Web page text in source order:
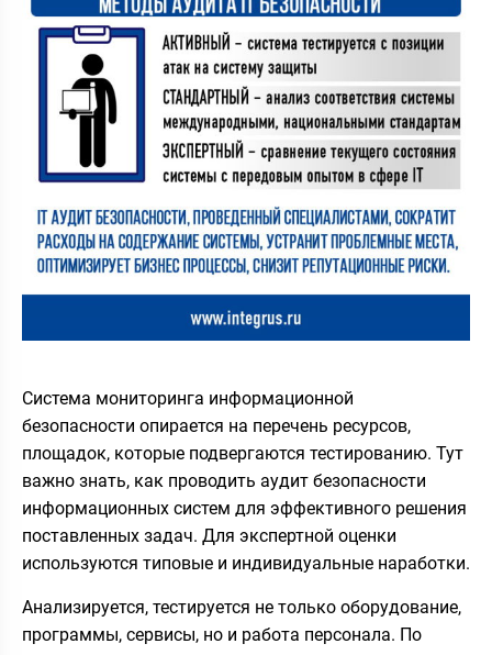
Система мониторинга информационной
безопасности опирается на перечень ресурсов,
площадок, которые подвергаются тестированию. Тут
важно знать, как проводить аудит безопасности
информационных систем для эффективного решения
поставленных задач. Для экспертной оценки
используются типовые и индивидуальные наработки.
Анализируется, тестируется не только оборудование,
программы, сервисы, но и работа персонала. По